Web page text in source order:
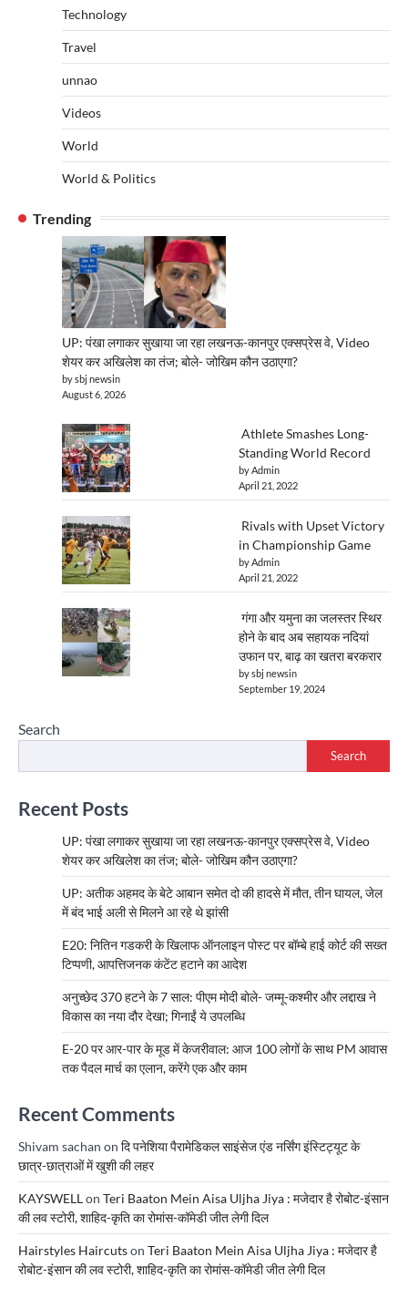
Technology
Travel
unnao
Videos
World
World & Politics
Trending
UP: पंखा लगाकर सुखाया जा रहा लखनऊ-कानपुर एक्सप्रेस वे, Video
शेयर कर अखिलेश का तंज; बोले- जोखिम कौन उठाएगा?
by sbj newsin
August 6, 2026
Athlete Smashes Long-
Standing World Record
by Admin
April 21, 2022
Rivals with Upset Victory
in Championship Game
by Admin
April 21, 2022
गंगा और यमुना का जलस्तर स्थिर
होने के बाद अब सहायक नदियां
उफान पर, बाढ़ का खतरा बरकरार
by sbj newsin
September 19, 2024
Search
Search
Recent Posts
UP: पंखा लगाकर सुखाया जा रहा लखनऊ-कानपुर एक्सप्रेस वे, Video
शेयर कर अखिलेश का तंज; बोले- जोखिम कौन उठाएगा?
UP: अतीक अहमद के बेटे आबान समेत दो की हादसे में मौत, तीन घायल, जेल
में बंद भाई अली से मिलने आ रहे थे झांसी
E20: नितिन गडकरी के खिलाफ ऑनलाइन पोस्ट पर बॉम्बे हाई कोर्ट की सख्त
टिप्पणी, आपत्तिजनक कंटेंट हटाने का आदेश
अनुच्छेद 370 हटने के 7 साल: पीएम मोदी बोले- जम्मू-कश्मीर और लद्दाख ने
विकास का नया दौर देखा; गिनाईं ये उपलब्धि
E-20 पर आर-पार के मूड में केजरीवाल: आज 100 लोगों के साथ PM आवास
तक पैदल मार्च का एलान, करेंगे एक और काम
Recent Comments
Shivam sachan on दि पनेशिया पैरामेडिकल साइंसेज एंड नर्सिंग इंस्टिट्यूट के
छात्र-छात्राओं में खुशी की लहर
KAYSWELLon Teri Baaton Mein Aisa Uljha Jiya : मजेदार है रोबोट-इंसान
की लव स्टोरी, शाहिद-कृति का रोमांस-कॉमेडी जीत लेगी दिल
Hairstyles Haircutson Teri Baaton Mein Aisa Uljha Jiya : मजेदार है
रोबोट-इंसान की लव स्टोरी, शाहिद-कृति का रोमांस-कॉमेडी जीत लेगी दिल